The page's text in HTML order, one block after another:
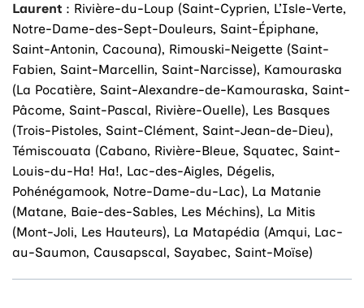
Laurent : Rivière-du-Loup (Saint-Cyprien, L’Isle-Verte,
Notre-Dame-des-Sept-Douleurs, Saint-Épiphane,
Saint-Antonin, Cacouna), Rimouski-Neigette (Saint-
Fabien, Saint-Marcellin, Saint-Narcisse), Kamouraska
(La Pocatière, Saint-Alexandre-de-Kamouraska, Saint-
Pâcome, Saint-Pascal, Rivière-Ouelle), Les Basques
(Trois-Pistoles, Saint-Clément, Saint-Jean-de-Dieu),
Témiscouata (Cabano, Rivière-Bleue, Squatec, Saint-
Louis-du-Ha! Ha!, Lac-des-Aigles, Dégelis,
Pohénégamook, Notre-Dame-du-Lac), La Matanie
(Matane, Baie-des-Sables, Les Méchins), La Mitis
(Mont-Joli, Les Hauteurs), La Matapédia (Amqui, Lac-
au-Saumon, Causapscal, Sayabec, Saint-Moïse)